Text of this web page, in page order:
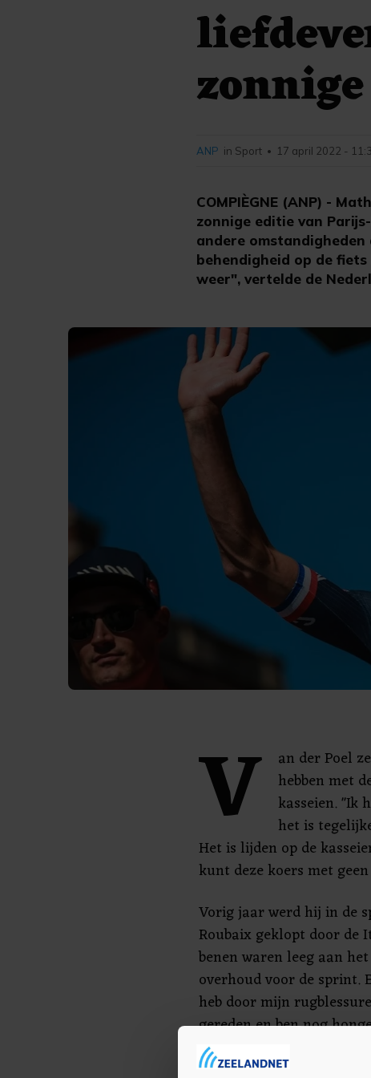
COMPIÈGNE (ANP) -
zonnige editie van
andere
behendigheid op de
weer", vertelde de
ANP in Sport • 17 april 2022 -
V
an der Poel
hebben met
kasseien. "Ik
het is
Het is lijden op de
kunt deze koers met
Vorig jaar werd hij in de
Roubaix geklopt door de
benen waren leeg aan
overhoud voor de sprint.
heb door mijn
gereden en ben nog
ook en beetje geluk nodig."